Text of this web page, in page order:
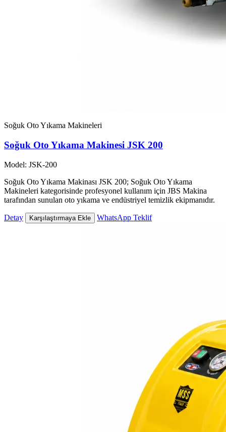
Soğuk Oto Yıkama Makineleri
Soğuk Oto Yıkama Makinesi JSK 200
Model: JSK-200
Soğuk Oto Yıkama Makinası JSK 200; Soğuk Oto Yıkama
Makineleri kategorisinde profesyonel kullanım için JBS Makina
tarafından sunulan oto yıkama ve endüstriyel temizlik ekipmanıdır.
Detay Karşılaştırmaya Ekle WhatsApp Teklif